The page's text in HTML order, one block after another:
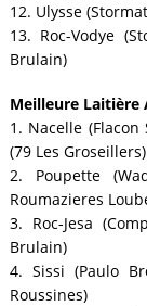
12. Ulysse
13. Roc-Vodye
Brulain)
Meilleure Laitière
1. Nacelle (Flacon
(79 Les Groseillers)
2. Poupette
Roumazieres
3. Roc-Jesa
Brulain)
4. Sissi (Paulo
Roussines)